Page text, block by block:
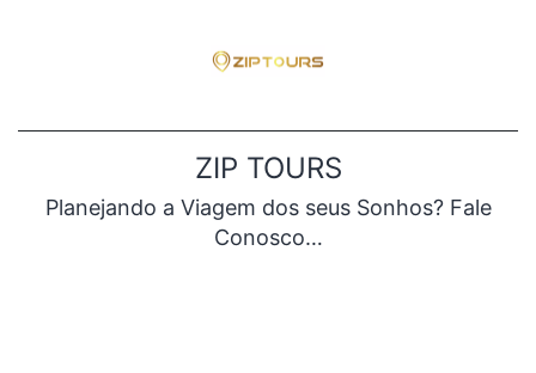
ZIP TOURS
Planejando a Viagem dos seus Sonhos? Fale
Conosco…